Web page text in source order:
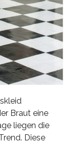
Braut eine
liegen die
Diese